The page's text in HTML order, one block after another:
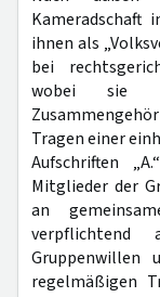
Kameradschaft
ihnen als
bei
wobei sie
Tragen einer
Aufschriften
Mitglieder der
an
Gruppenwillen
regelmäßigen